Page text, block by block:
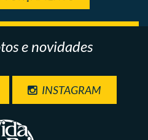
e novidades
INSTAGRAM